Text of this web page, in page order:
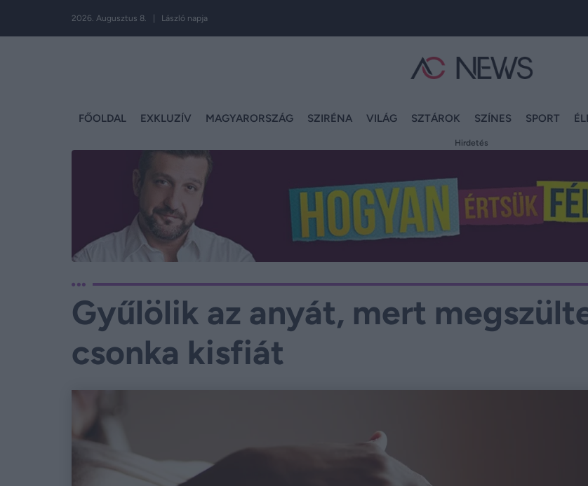
2026. Augusztus 8. | László napja
FŐOLDAL EXKLUZÍV MAGYARORSZÁG SZIRÉNA VILÁG SZTÁROK SZÍNES SPORT
Hirdetés
Gyűlölik az anyát, mert
csonka kisfiát